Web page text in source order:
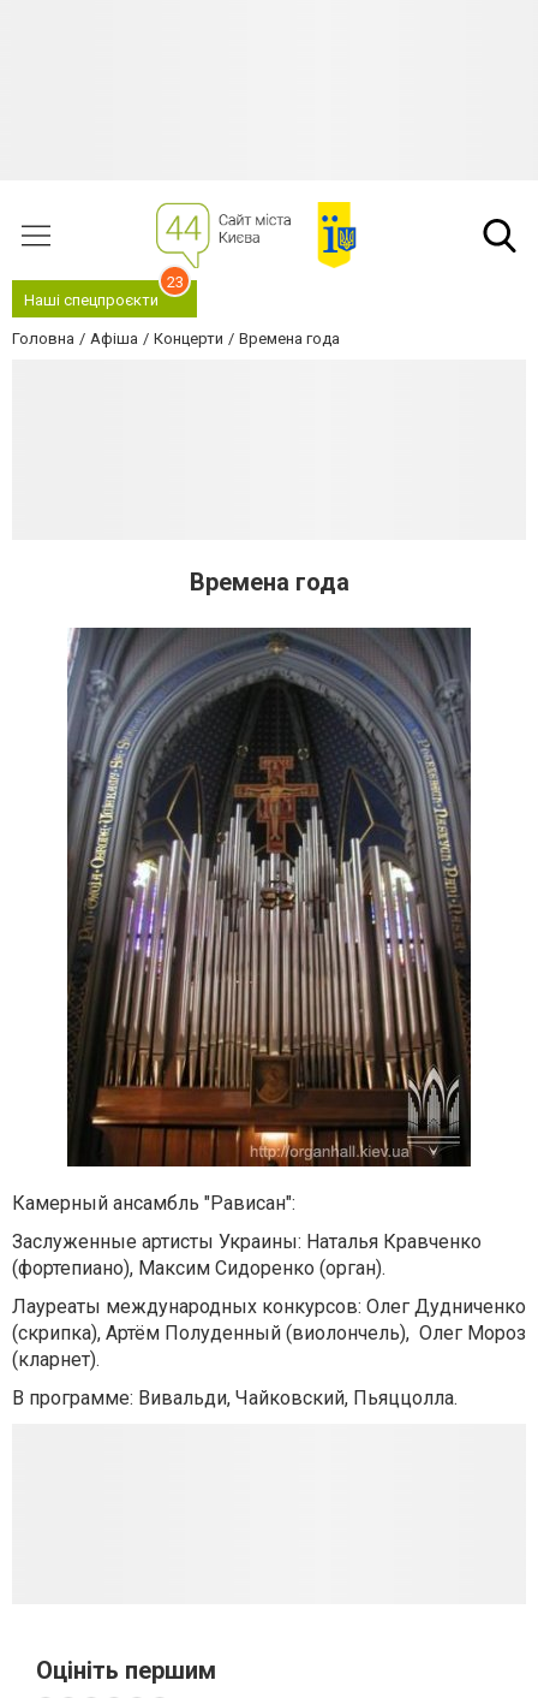
Наші спецпроєкти
23
Головна Афіша Концерти Времена года
Времена года
Камерный ансамбль "Рависан":
Заслуженные артисты Украины: Наталья Кравченко
(фортепиано), Максим Сидоренко (орган).
Лауреаты международных конкурсов: Олег Дудниченко
(скрипка), Артём Полуденный (виолончель), Олег Мороз
(кларнет).
В программе: Вивальди, Чайковский, Пьяццолла.
Оцініть першим